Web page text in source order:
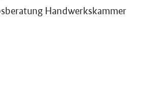
Handwerkskammer